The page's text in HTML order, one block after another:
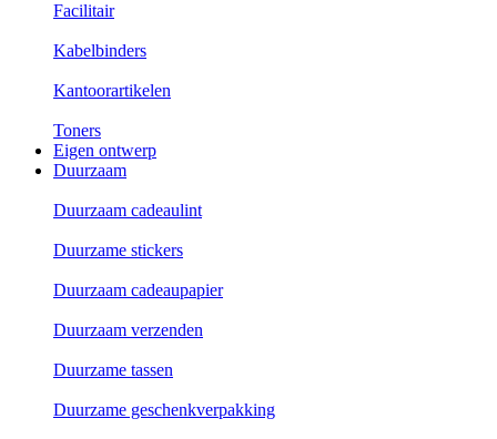
Facilitair
Kabelbinders
Kantoorartikelen
Toners
Eigen ontwerp
Duurzaam
Duurzaam cadeaulint
Duurzame stickers
Duurzaam cadeaupapier
Duurzaam verzenden
Duurzame tassen
Duurzame geschenkverpakking